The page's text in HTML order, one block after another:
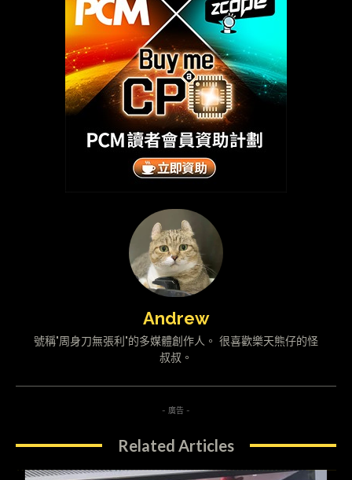
Andrew
號稱"周身刀無張利"的多媒體創作人。 很喜歡樂天熊仔的怪
叔叔。
- 廣告 -
Related Articles